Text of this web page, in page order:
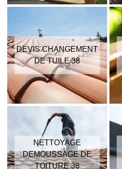
DEVIS CHANGEMENT
DE TUILE 38
NETTOYAGE
DEMOUSSAGE DE
TOITURE 38